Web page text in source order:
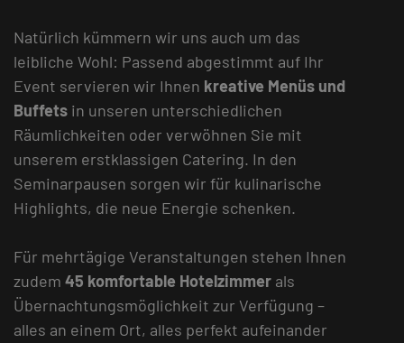
Natürlich kümmern wir uns auch um das
leibliche Wohl: Passend abgestimmt auf Ihr
Event servieren wir Ihnen kreative Menüs und
Buffets in unseren unterschiedlichen
Räumlichkeiten oder verwöhnen Sie mit
unserem erstklassigen Catering. In den
Seminarpausen sorgen wir für kulinarische
Highlights, die neue Energie schenken.
Für mehrtägige Veranstaltungen stehen Ihnen
zudem 45 komfortable Hotelzimmer als
Übernachtungsmöglichkeit zur Verfügung –
alles an einem Ort, alles perfekt aufeinander